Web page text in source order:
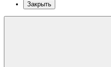
Закрыть